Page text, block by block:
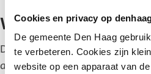
Cookies en privacy op
De gemeente Den Haag
te verbeteren. Cookies zijn
website op een apparaat van
Wat gaat er
Doel van de herinrichting is de
aantrekkelijker,